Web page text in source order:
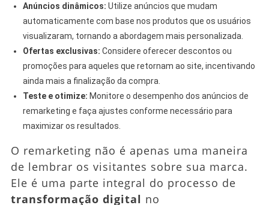
Anúncios dinâmicos: Utilize anúncios que mudam
automaticamente com base nos produtos que os usuários
visualizaram, tornando a abordagem mais personalizada.
Ofertas exclusivas: Considere oferecer descontos ou
promoções para aqueles que retornam ao site, incentivando
ainda mais a finalização da compra.
Teste e otimize: Monitore o desempenho dos anúncios de
remarketing e faça ajustes conforme necessário para
maximizar os resultados.
O remarketing não é apenas uma maneira
de lembrar os visitantes sobre sua marca.
Ele é uma parte integral do processo de
transformação digital no